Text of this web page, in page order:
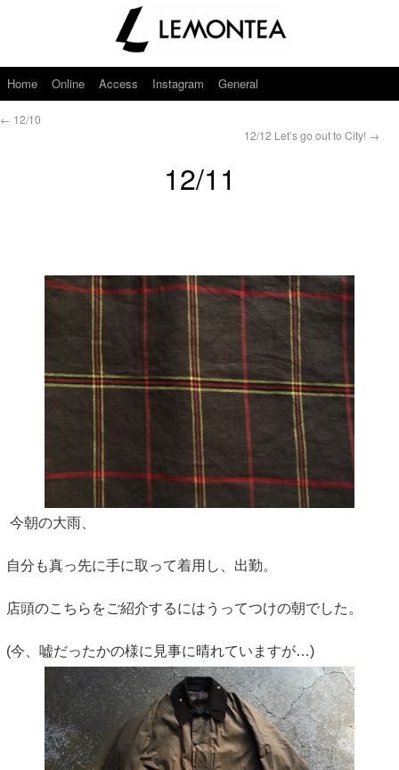
Home Online Access Instagram General
← 12/10
12/12 Let’s go out to City! →
12/11
今朝の大雨、
自分も真っ先に手に取って着用し、出勤。
店頭のこちらをご紹介するにはうってつけの朝でした。
(今、嘘だったかの様に見事に晴れていますが…)